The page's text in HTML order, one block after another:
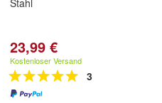
Stahl
23,99 €
Kostenloser Versand
3